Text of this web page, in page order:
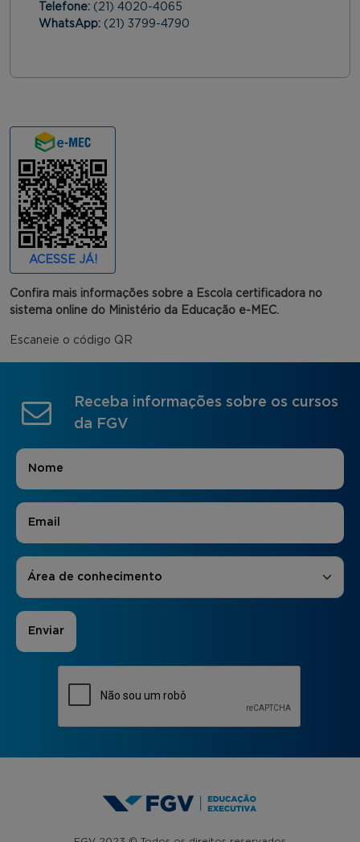
Telefone: (21) 4020-4065
WhatsApp: (21) 3799-4790
ACESSE JÁ!
Confira mais informações sobre a Escola certificadora no
sistema online do Ministério da Educação e-MEC.
Escaneie o código QR
Receba informações sobre os cursos
da FGV
Nome
E-mail
Áreas de Interesse
Área de conhecimento